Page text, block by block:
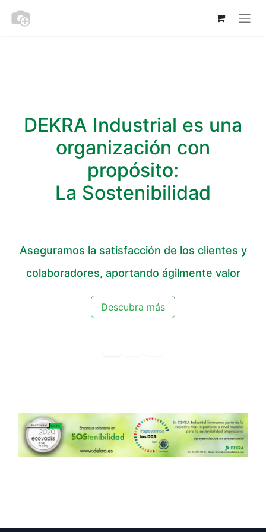
DEKRA Industrial es una
organización con
propósito:
La Sostenibilidad
Aseguramos la satisfacción de los clientes y
colaboradores, aportando ágilmente valor
Descubra más